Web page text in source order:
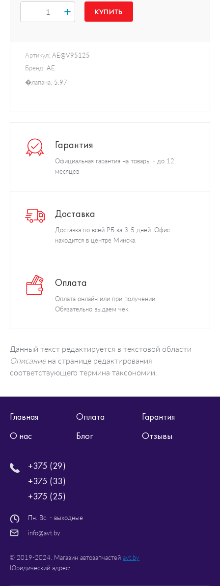
Артикул: AE@V95125
Бренд: AE
�лапана: 5.97
+
Гарантия
Официальная гарантия на товары - до 12
месяцев
Доставка
Доставка по всей РБ за 3-5 дней. Офис
находится в центре Минска.
Оплата
Оплата онлайн или при получении.
Обязательно выдаем чек.
Данный текст редактируется в текстовой области
Описаниена странице редактирования
соответствующего термина таксономии.
Главная Оплата
Гарантия
О нас
Блог Отзывы
+375 (29)
+375 (33)
+375 (25)
Пн. Вс. - выходные
info@avt.by
© 2019-2024. Магазин автозапчастей avt.by
Юридический адрес: